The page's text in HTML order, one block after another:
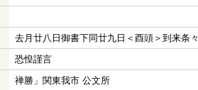
去月廿八日御書下同廿九日＜酉頭＞到来条々
恐惶謹言
禅勝」関東我市 公文所